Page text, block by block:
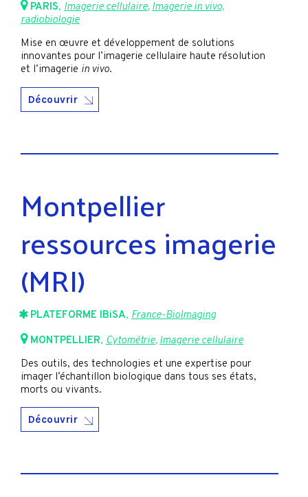
PARIS, Imagerie cellulaire,Imagerie in vivo,
radiobiologie
Mise en œuvre et développement de solutions
innovantes pour l’imagerie cellulaire haute résolution
et l’imagerie in vivo.
Découvrir
Montpellier
ressources imagerie
(MRI)
PLATEFORME IBiSA, France-BioImaging
MONTPELLIER, Cytométrie,Imagerie cellulaire
Des outils, des technologies et une expertise pour
imager l’échantillon biologique dans tous ses états,
morts ou vivants.
Découvrir